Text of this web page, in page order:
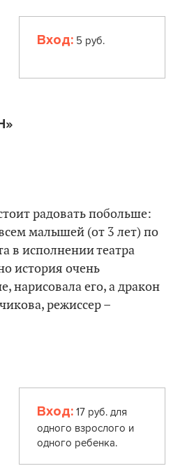
Вход: 5 руб.
радовать побольше:
малышей (от 3 лет) по
в исполнении театра
история очень
нарисовала его, а дракон
режиссер –
Вход:17 руб. для
одного взрослого и
одного ребенка.